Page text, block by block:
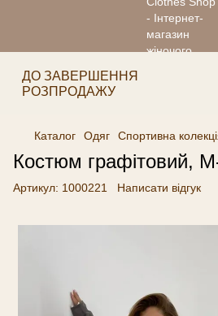
ДО ЗАВЕРШЕННЯ
РОЗПРОДАЖУ
Каталог Одяг Спортивна
Костюм графітовий,
Артикул: 1000221 Написати відгук